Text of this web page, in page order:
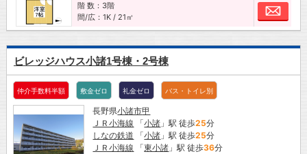
階 数：3階
間/広：1K / 21㎡
お
ビレッジハウス小諸1号棟・2号棟
仲介手数料半額 敷金ゼロ 礼金ゼロ バス・トイレ別
長野県小諸市甲
ＪＲ小海線 「小諸 」駅 徒歩25分
しなの鉄道 「小諸 」駅 徒歩25分
ＪＲ小海線 「東小諸 」駅 徒歩36分